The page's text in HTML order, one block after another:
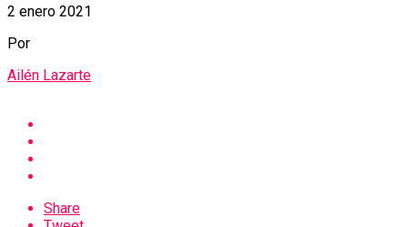
2 enero 2021
Por
Ailén Lazarte
Share